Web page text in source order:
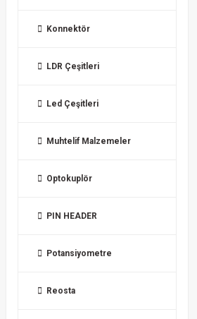
Konnektör
LDR Çeşitleri
Led Çeşitleri
Muhtelif Malzemeler
Optokuplör
PIN HEADER
Potansiyometre
Reosta